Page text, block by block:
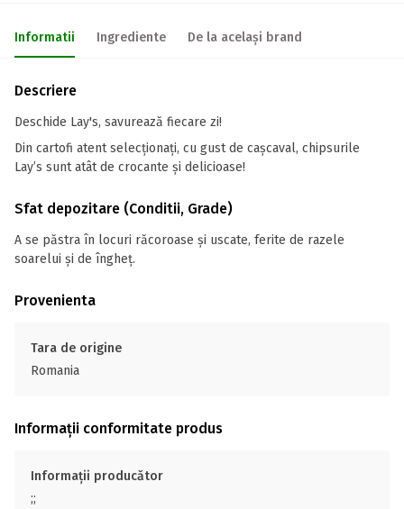
Informatii Ingrediente De la același brand
Descriere
Deschide Lay's, savurează fiecare zi!
Din cartofi atent selecționați, cu gust de cașcaval, chipsurile
Lay’s sunt atât de crocante și delicioase!
Sfat depozitare (Conditii, Grade)
A se păstra în locuri răcoroase și uscate, ferite de razele
soarelui și de îngheț.
Provenienta
Tara de origine
Romania
Informații conformitate produs
Informații producător
;;